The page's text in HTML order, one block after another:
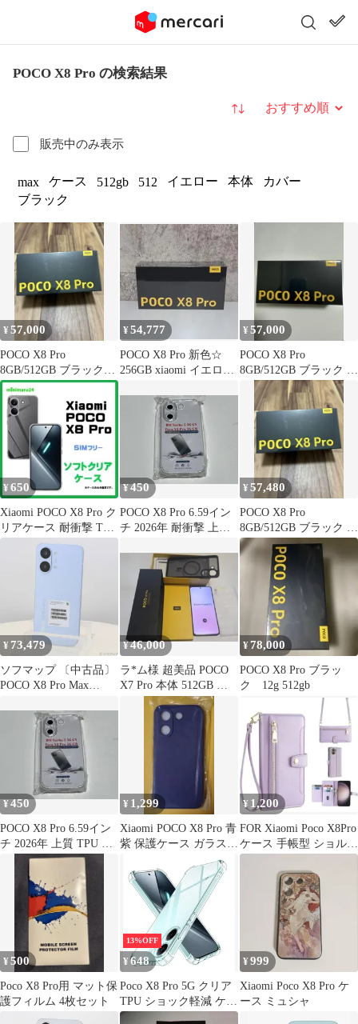
POCO X8 Pro の検索結果
販売中のみ表示
並び替え
max ケース 512gb 512 イエロー 本体
カバー
ブラック
¥57,000
POCO X8 Pro
8GB/512GB ブラック
グローバル版 本体
¥54,777
POCO X8 Pro 新色☆
256GB xiaomi イエロー
¥57,000
POCO X8 Pro
8GB/512GB ブラック 本
体 グローバル版
¥ 650
Xiaomi POCO X8 Pro ク
リアケース 耐衝撃 TPU
ソフトケース
¥450
POCO X8 Pro 6.59イン
チ 2026年 耐衝撃 上質
ア ケース みみ A330
¥57,480
POCO X8 Pro
8GB/512GB ブラック 未
開封 グローバル版
¥ 73,479
ソフマップ 〔中古品〕
POCO X8 Pro Max
ー【348】
¥46,000
ラ*ム様 超美品 POCO
X7 Pro 本体 512GB ブ
ラックケース付
¥ 78,000
POCO X8 Pro ブラッ
ク 12g 512gb
¥450
POCO X8 Pro 6.59イン
チ 2026年 上質 TPU ケ
ースA330
¥ 1,299
Xiaomi POCO X8 Pro 青
紫 保護ケース ガラスフ
¥ 1,200
FOR Xiaomi Poco X8Pro
ケース 手帳型 ショルダ
ー シャオミ
¥500
Poco X8 Pro用 マット保
護フィルム 4枚セット
13%OFF
¥648
Poco X8 Pro 5G クリア
TPU ショック軽減 ケー
ス カバー シャオミ
¥999
Xiaomi Poco X8 Pro ケ
ース ミュシャ